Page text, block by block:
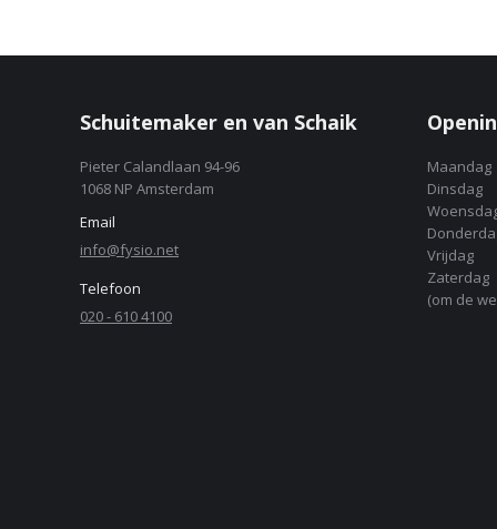
Schuitemaker en van Schaik
Pieter Calandlaan 94-96
1068 NP Amsterdam
Email
info@fysio.net
Telefoon
020 - 610 4100
Maandag
Dinsdag
Vrijdag
Zaterdag
(om de